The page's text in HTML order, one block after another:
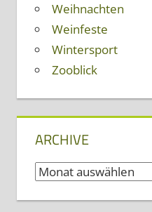
Weihnachten
Weinfeste
Wintersport
Zooblick
ARCHIVE
Archive